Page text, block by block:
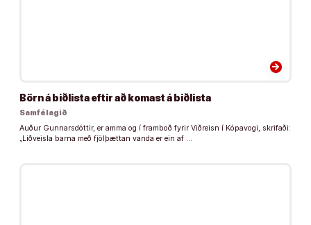
arrow_forward
Börn á bið­lista eftir að komast á bið­lista
Samfélagið
Auður Gunnarsdóttir, er amma og í framboð fyrir Viðreisn í Kópavogi, skrifaði:
„Liðveisla barna með fjölþættan vanda er ein af …